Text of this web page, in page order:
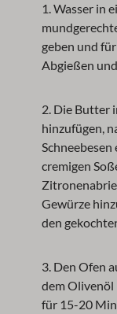
1. Wasser in
geben und
Abgießen
2. Die Butter
hinzufügen,
cremigen
Gewürze
den
3. Den Ofen
dem
für 15-20